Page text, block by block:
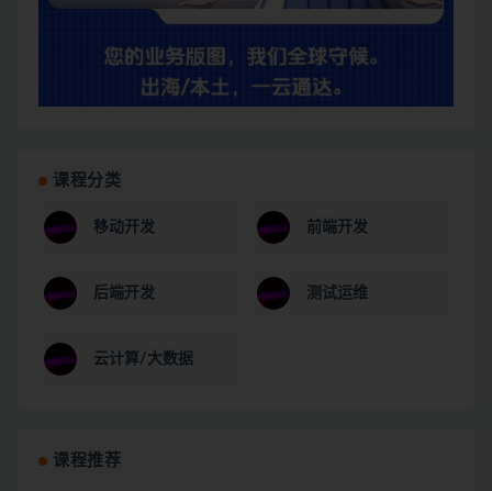
课程分类
移动开发 前端开发
后端开发 测试运维
云计算/大数据
课程推荐